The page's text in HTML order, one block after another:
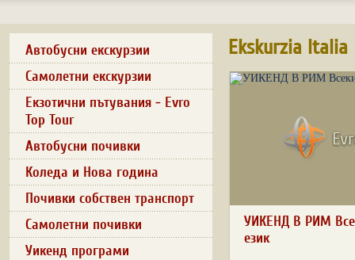
Автобусни екскурзии
Самолетни екскурзии
Екзотични пътувания - Evro
Top Tour
Автобусни почивки
Коледа и Нова година
Почивки собствен транспорт
Самолетни почивки
Уикенд програми
Ekskurzia Italia
УИКЕНД В РИМ
език